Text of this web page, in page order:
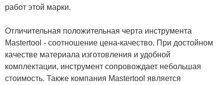
работ этой марки.
Отличительная положительная черта инструмента
Mastertool - соотношение цена-качество. При достойном
качестве материала изготовления и удобной
комплектации, инструмент сопровождает небольшая
стоимость. Также компания Mastertool является